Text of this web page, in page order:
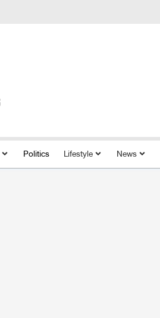
Politics Lifestyle News